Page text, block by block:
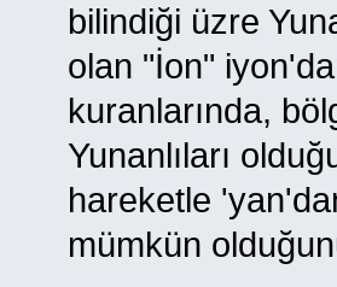
bilindiği üzre
olan "İon"
kuranlarında,
Yunanlıları
hareketle
mümkün